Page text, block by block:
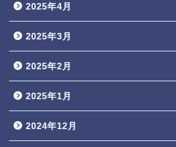
2025年4月
2025年3月
2025年2月
2025年1月
2024年12月